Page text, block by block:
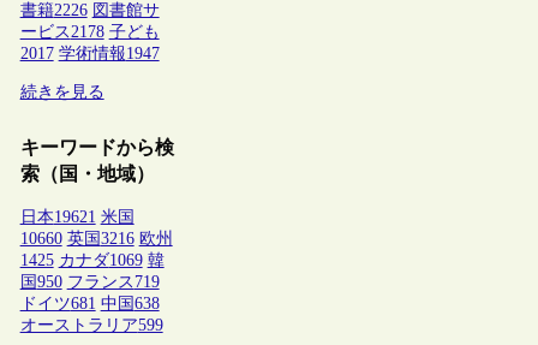
書籍2226 図書館サ
ービス2178 子ども
2017 学術情報1947
続きを見る
キーワードから検
索（国・地域）
日本19621 米国
10660 英国 3216 欧州
1425 カナダ1069 韓
国 950 フランス 719
ドイツ681 中国 638
オーストラリア599